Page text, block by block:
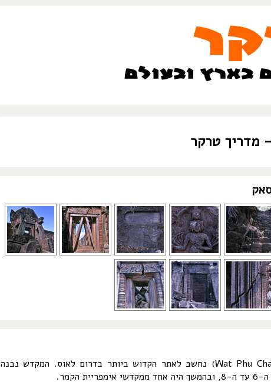
מדריך טרקר
מקדש פו צ'מפאסאק (Wat Phu Champasak) נחשב לאתר הקדוש ביותר בדרום לאוס. המקדש נבנה